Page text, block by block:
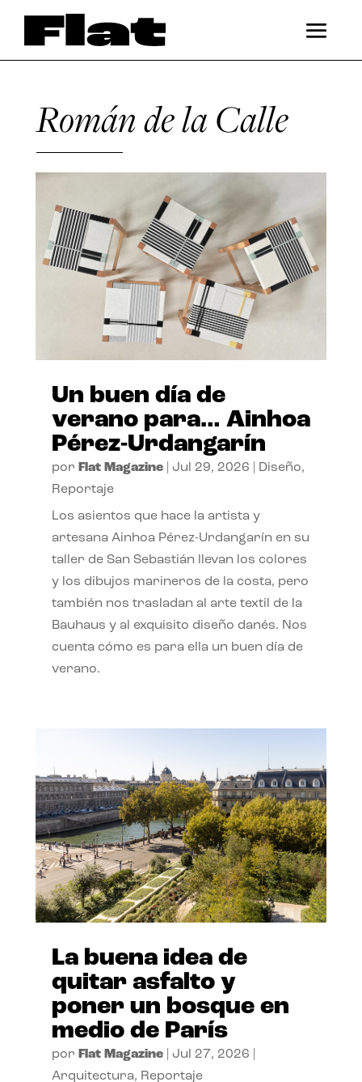
Román de la Calle
Un buen día de
verano para… Ainhoa
Pérez-Urdangarín
por Flat Magazine| Jul 29, 2026 Diseño,
Reportaje
Los asientos que hace la artista y
artesana Ainhoa Pérez-Urdangarín en su
taller de San Sebastián llevan los colores
y los dibujos marineros de la costa, pero
también nos trasladan al arte textil de la
Bauhaus y al exquisito diseño danés. Nos
cuenta cómo es para ella un buen día de
verano.
La buena idea de
quitar asfalto y
poner un bosque en
medio de París
por Flat Magazine| Jul 27, 2026
Arquitectura, Reportaje